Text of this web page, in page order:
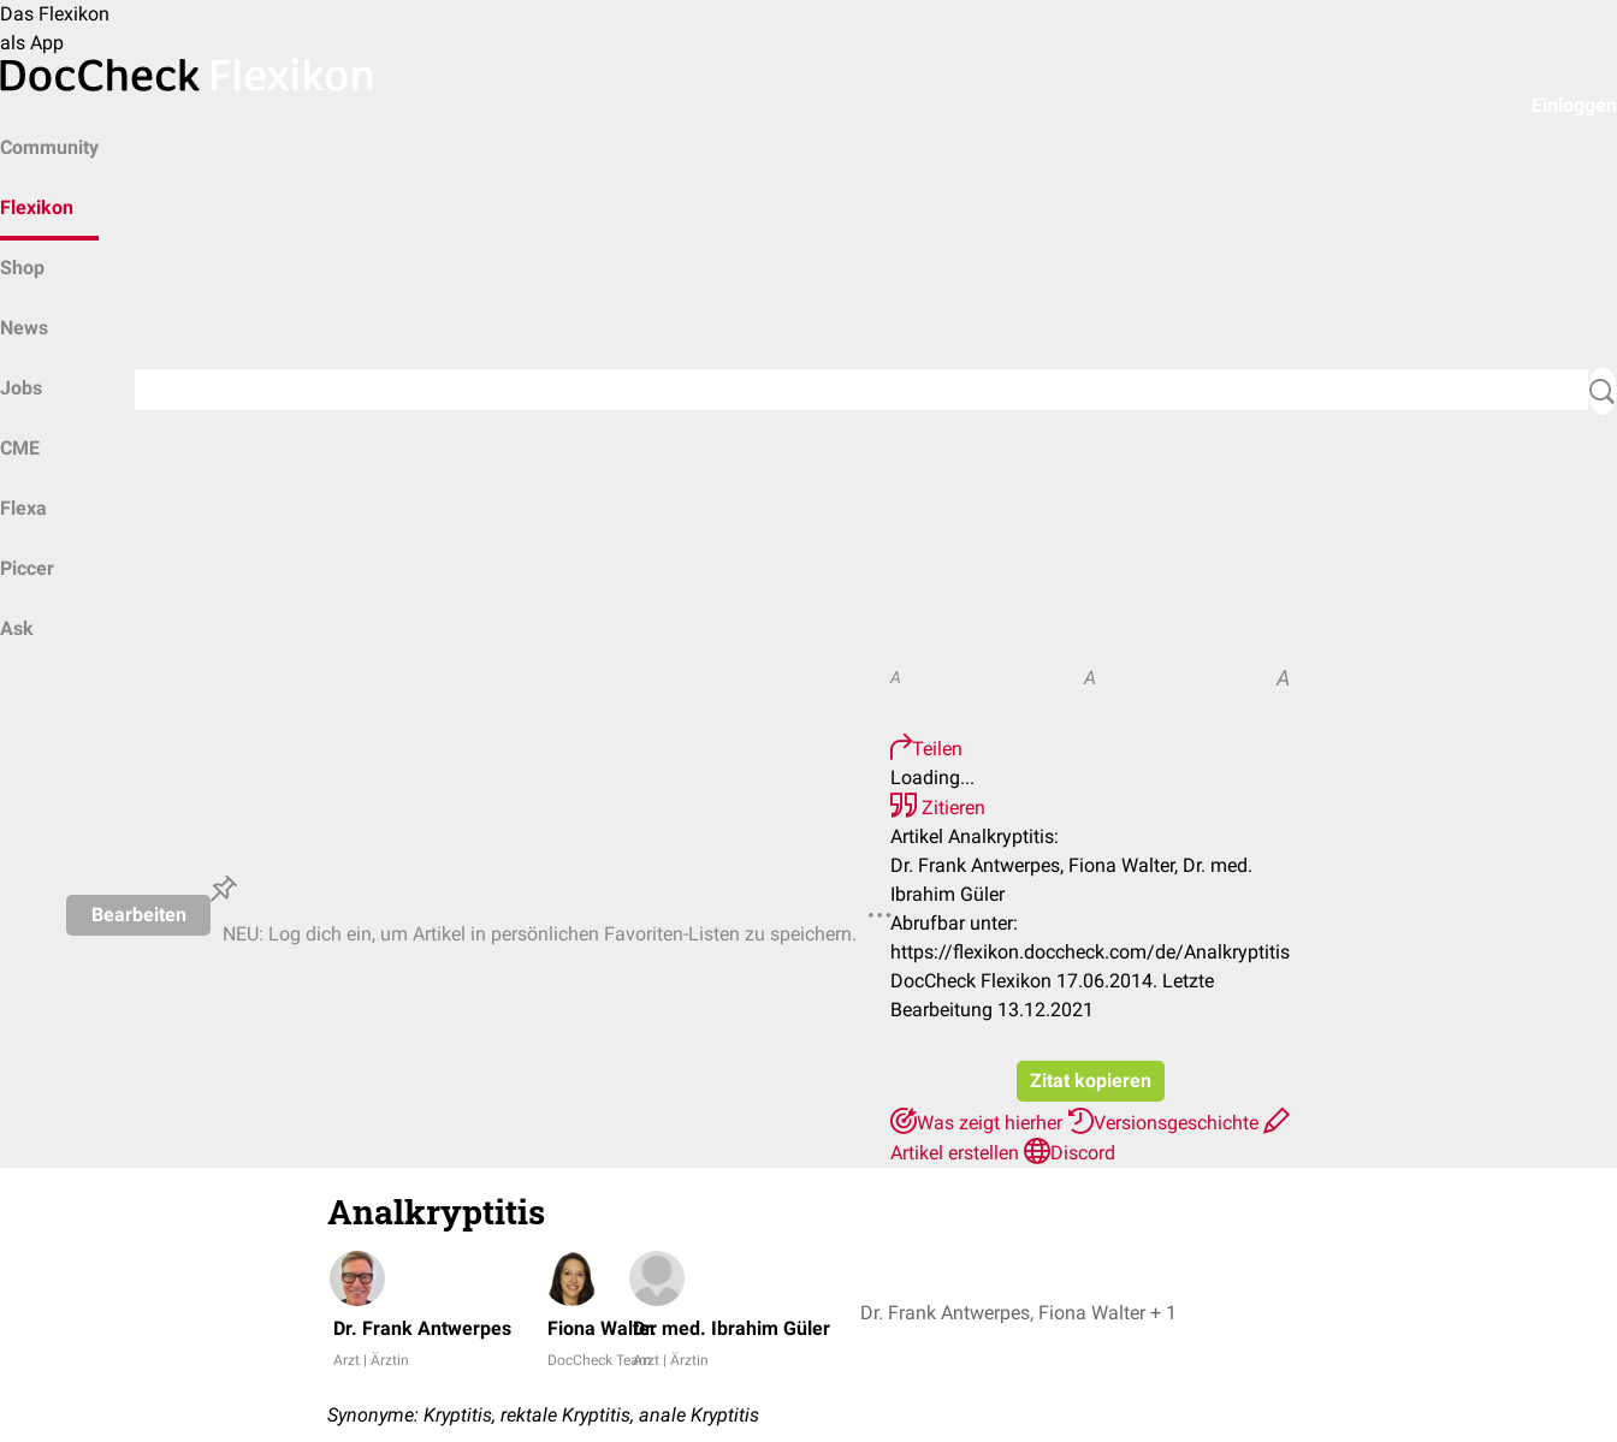
Das Flexikon
als App
Community
Flexikon
Shop
News
Jobs
CME
Flexa
Piccer
Ask
Bearbeiten
NEU: Log dich ein, um Artikel in persönlichen Favoriten-Listen zu speichern.
A A A
Teilen
Loading...
Zitieren
Artikel Analkryptitis:
Dr. Frank Antwerpes, Fiona Walter, Dr. med.
Ibrahim Güler
Abrufbar unter:
https://flexikon.doccheck.com/de/Analkryptitis
DocCheck Flexikon 17.06.2014. Letzte
Bearbeitung 13.12.2021
Zitat kopieren
Was zeigt hierher
Versionsgeschichte
Artikel erstellen
Discord
Analkryptitis
Dr. Frank Antwerpes
Arzt | Ärztin
Fiona Walter
DocCheck Team
Dr. med. Ibrahim Güler
Arzt | Ärztin
Dr. Frank Antwerpes, Fiona Walter + 1
Synonyme: Kryptitis, rektale Kryptitis, anale Kryptitis